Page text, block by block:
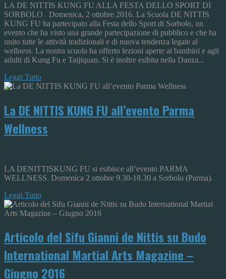
LA DE NITTIS KUNG FU ALLA FESTA DELLO SPORT DI
SORBOLO Domenica, 2 ottobre 2016. La Scuola DE NITTIS
KUNG FU ha partecipato alla Festa dello Sport di Sorbolo, un
evento che ha visto una grande partecipazione di pubblico e che ha
unito tutte le attività tradizionali e di nuova tendenza legate al
wellness. La nostra scuola ha offerto lezioni aperte ai bambini e agli
adulti di Kung Fu e Taijiquan. Si è inoltre esibita nella Danza...
Leggi Tutto
La DE NITTIS KUNG FU all’evento Parma
Wellness
LA DENITTISKUNG FU si esibisce all’evento PARMA
WELLNESS. Domenica 2 ottobre 9.30-18.30 a Sorbolo (Parma).
Leggi Tutto
Articolo del Sifu Gianni de Nittis su Budo
International Martial Arts Magazine –
Giugno 2016